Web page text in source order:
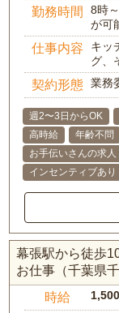
勤務時間
8時
が可
仕事内容
キッ
グ、
契約形態 業務
週2〜3日からOK
高時給
年齢不問
お手伝いさんの求人
インセンティブあり
幕張駅から徒歩
お仕事（千葉県
時給